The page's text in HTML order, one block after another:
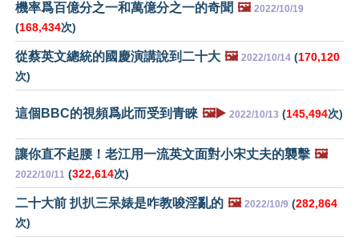
機率爲百億分之一和萬億分之一的奇聞 🖼️ 2022/10/19
(168,434次)
從蔡英文總統的國慶演講說到二十大 🖼️ 2022/10/14 (170,120
次)
這個BBC的視頻爲此而受到青睞 🖼️▶️ 2022/10/13 (145,494次)
讓你直不起腰！老江用一流英文面對小宋丈夫的襲擊 🖼️
2022/10/11 (322,614次)
二十大前 扒扒三呆婊是咋教唆淫亂的 🖼️ 2022/10/9 (282,864
次)